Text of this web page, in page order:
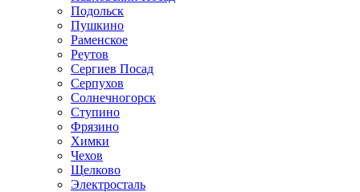
Подольск
Пушкино
Раменское
Реутов
Сергиев Посад
Серпухов
Солнечногорск
Ступино
Фрязино
Химки
Чехов
Щелково
Электросталь